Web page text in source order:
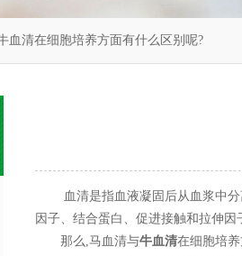
血清在细胞培养方面有什么区别呢?
血清是指血液凝固后从血浆中分
因子、结合蛋白、促进接触和拉伸
那么,马血清与牛血清在细胞培